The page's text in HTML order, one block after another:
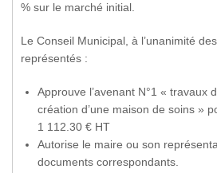
% sur le marché initial.
Le Conseil Municipal, à l’unanimité
représentés :
Approuve l’avenant N°1 « travaux
création d’une maison de soins »
1 112.30 € HT
Autorise le maire ou son
documents correspondants.